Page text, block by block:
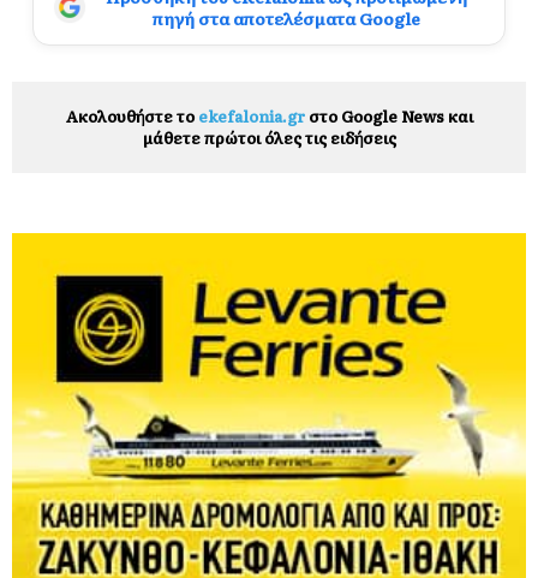
πηγή στα αποτελέσματα Google
Ακολουθήστε το ekefalonia.grστο Google News και
μάθετε πρώτοι όλες τις ειδήσεις